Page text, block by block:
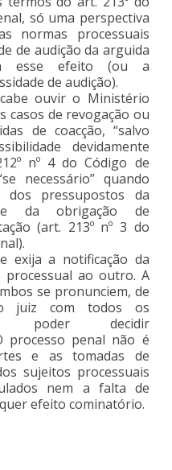
só uma perspectiva
normas processuais
de audição da arguida
esse efeito (ou a
de audição).
ouvir o Ministério
casos de revogação ou
de coacção, “salvo
devidamente
nº 4 do Código de
necessário” quando
dos pressupostos da
da obrigação de
(art. 213º nº 3 do
exija a notificação da
ao outro. A
se pronunciem, de
juiz com todos os
poder decidir
processo penal não é
e as tomadas de
sujeitos processuais
nem a falta de
efeito cominatório.